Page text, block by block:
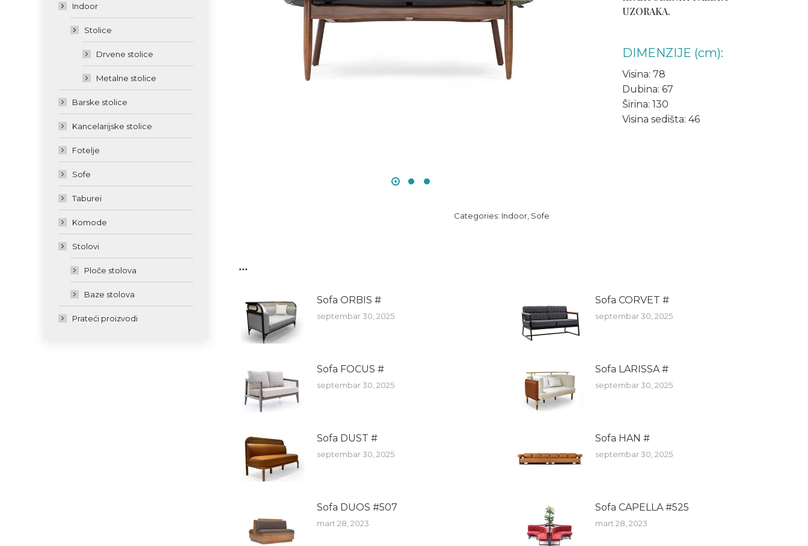
UZORAKA.
DIMENZIJE (cm):
Visina: 78
Dubina: 67
Širina: 130
Visina sedišta: 46
Categories: Indoor Sofe
...
Sofa ORBIS #
septembar 30, 2025
Sofa CORVET #
septembar 30, 2025
Sofa FOCUS #
septembar 30, 2025
Sofa LARISSA #
septembar 30, 2025
Sofa DUST #
septembar 30, 2025
Sofa HAN #
septembar 30, 2025
Sofa DUOS #507
mart 28, 2023
Sofa CAPELLA #525
mart 28, 2023
Indoor
Stolice
Drvene stolice
Metalne stolice
Barske stolice
Kancelarijske stolice
Fotelje
Sofe
Taburei
Komode
Stolovi
Ploče stolova
Baze stolova
Prateći proizvodi